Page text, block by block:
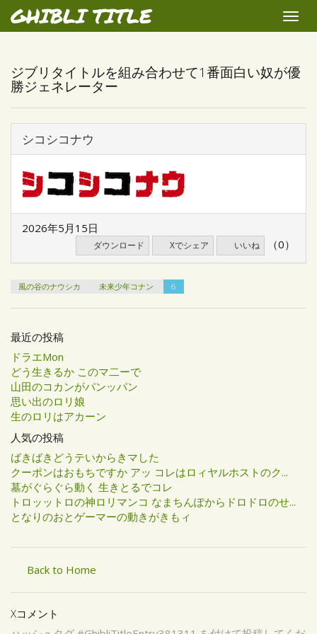
GHIBLI TITLE
Toggle
ジブリタイトルを組み合わせて1番面白い奴が優
勝ジェネレーター
シコシコナウ
2026年5月15日
ダウンロード Xでシェア いいね （0）
風の谷のナウシカ 未来少年コナン 6
最近の投稿
ドラエMon
どう生きるか このマ二ーで
山田のコカンがパンッパン
思い出のロリ娘
生のロリはアカーン
人気の投稿
ばきばきどうテいからきマした
クーポンはおもちですか アッ コレはロィヤルホストのク...
墓がぐらぐら動く 生きとるでコレ
トロッットロの神ロリマンコ なまちんぽからドロドロのせ...
となりのおとゲーマーの動きがきもィ
Back to Home
Xコメント